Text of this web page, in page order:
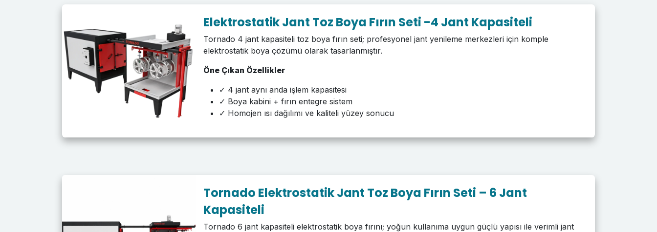
Elektrostatik Jant Toz Boya Fırın Seti -4 Jant Kapasiteli
Tornado 4 jant kapasiteli toz boya fırın seti; profesyonel jant yenileme merkezleri için komple
elektrostatik boya çözümü olarak tasarlanmıştır.
Öne Çıkan Özellikler
✓ 4 jant aynı anda işlem kapasitesi
✓ Boya kabini + fırın entegre sistem
✓ Homojen ısı dağılımı ve kaliteli yüzey sonucu
Tornado Elektrostatik Jant Toz Boya Fırın Seti – 6 Jant
Kapasiteli
Tornado 6 jant kapasiteli elektrostatik boya fırını; yoğun kullanıma uygun güçlü yapısı ile verimli jant